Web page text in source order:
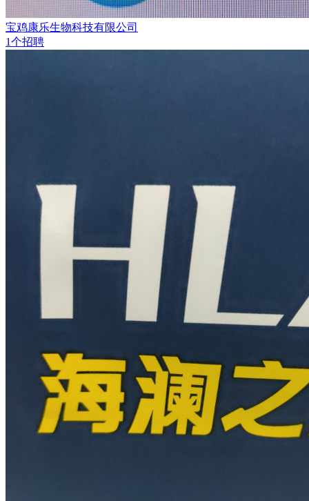
宝鸡康乐生物科技有限公司
1个招聘